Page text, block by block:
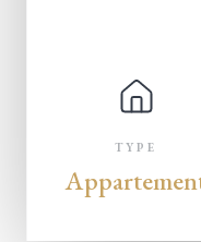
TYPE